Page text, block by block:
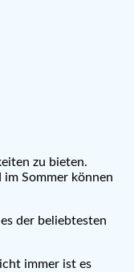
zu bieten.
Sommer können
der beliebtesten
immer ist es